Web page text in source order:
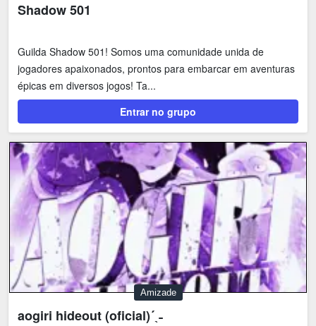
Shadow 501
Guilda Shadow 501! Somos uma comunidade unida de
jogadores apaixonados, prontos para embarcar em aventuras
épicas em diversos jogos! Ta...
Entrar no grupo
Amizade
aogiri hideout (oficial)´ˎ˗